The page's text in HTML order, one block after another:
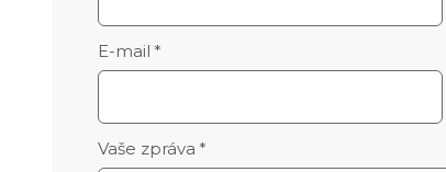
E-mail *
Vaše zpráva *